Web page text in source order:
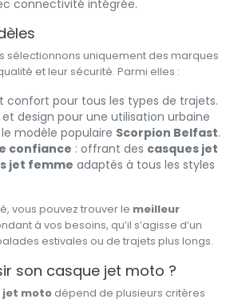
connectivité intégrée.
sélectionnons uniquement des marques
et leur sécurité. Parmi elles :
confort pour tous les types de trajets.
design pour une utilisation urbaine
modèle populaire Scorpion Belfast.
confiance : offrant des casques jet
jet femme adaptés à tous les styles
vous pouvez trouver le meilleur
à vos besoins, qu’il s’agisse d’un
estivales ou de trajets plus longs.
son casque jet moto ?
jet moto dépend de plusieurs critères